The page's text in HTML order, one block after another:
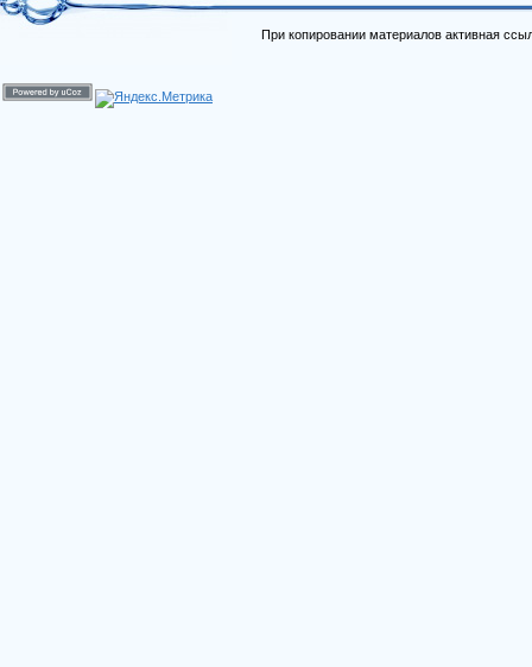
При копировании материалов активная